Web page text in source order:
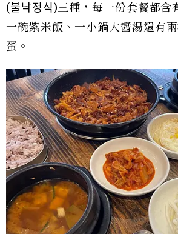
(불낙정식)三種，每一份套餐都含
一碗紫米飯、一小鍋大醬湯還有
蛋。